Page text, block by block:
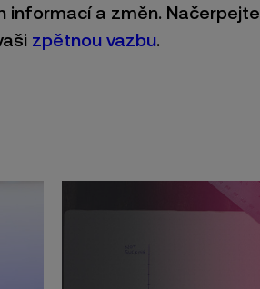
informací a změn. Načerpejte
zpětnou vazbu.